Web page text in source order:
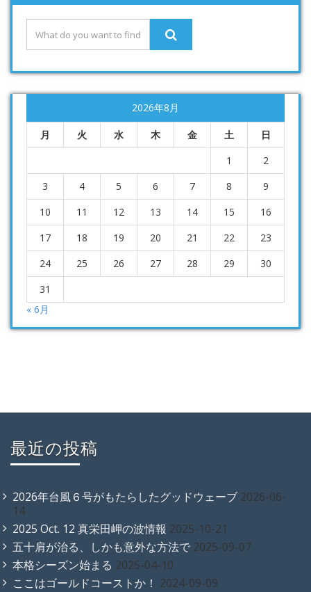
2026年8月
月 火 水 木 金 土
日
1
2
3
4 5 6 7 8
9
10
11 12 13 14 15
16
17
18 19 20 21 22
23
24
25 26 27 28 29
30
31
« 6月
最近の投稿
2026年台風６号がもたらしたグッドウェーブ 2026-06-
14
2025 Oct. 12 真栄田岬の波情報 2025-10-21
五十肩が治る、しかも意外な方法で 2025-09-07
本格シーズン始まる 2025-04-10
ここはゴールドコーストか！ 2024-09-09